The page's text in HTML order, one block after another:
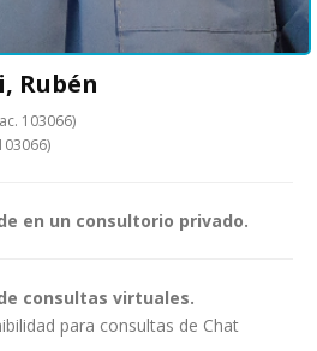
Rubén
103066)
en un consultorio privado.
consultas virtuales.
para consultas de Chat